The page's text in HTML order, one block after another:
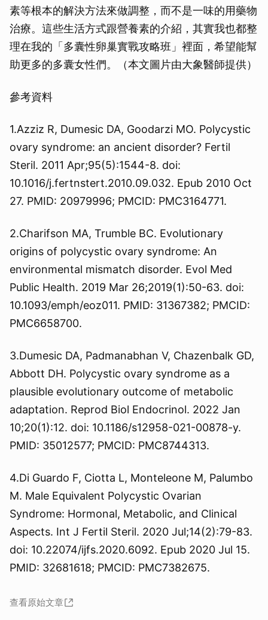
素等根本的解決方法來做調整，而不是一味的用藥物
治療。這些生活方式跟營養素的介紹，其實我也都整
理在我的「多囊性卵巢實戰攻略班」裡面，希望能幫
助更多的多囊女性們。（本文圖片由大象醫師提供）
參考資料
1.Azziz R, Dumesic DA, Goodarzi MO. Polycystic
ovary syndrome: an ancient disorder? Fertil
Steril. 2011 Apr;95(5):1544-8. doi:
10.1016/j.fertnstert.2010.09.032. Epub 2010 Oct
27. PMID: 20979996; PMCID: PMC3164771.
2.Charifson MA, Trumble BC. Evolutionary
origins of polycystic ovary syndrome: An
environmental mismatch disorder. Evol Med
Public Health. 2019 Mar 26;2019(1):50-63. doi:
10.1093/emph/eoz011. PMID: 31367382; PMCID:
PMC6658700.
3.Dumesic DA, Padmanabhan V, Chazenbalk GD,
Abbott DH. Polycystic ovary syndrome as a
plausible evolutionary outcome of metabolic
adaptation. Reprod Biol Endocrinol. 2022 Jan
10;20(1):12. doi: 10.1186/s12958-021-00878-y.
PMID: 35012577; PMCID: PMC8744313.
4.Di Guardo F, Ciotta L, Monteleone M, Palumbo
M. Male Equivalent Polycystic Ovarian
Syndrome: Hormonal, Metabolic, and Clinical
Aspects. Int J Fertil Steril. 2020 Jul;14(2):79-83.
doi: 10.22074/ijfs.2020.6092. Epub 2020 Jul 15.
PMID: 32681618; PMCID: PMC7382675.
查看原始文章